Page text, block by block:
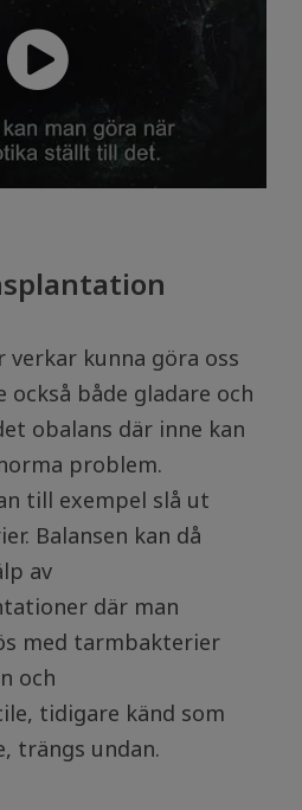
kunna göra oss
också både gladare och
obalans där inne kan
problem.
till exempel slå ut
Balansen kan då
av
där man
med tarmbakterier
och
tidigare känd som
trängs undan.